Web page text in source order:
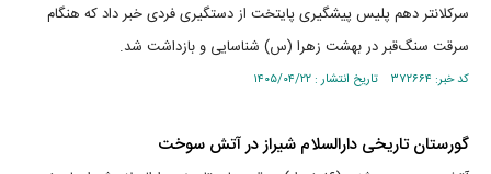
سرکلانتر دهم پلیس پیشگیری پایتخت از دستگیری فردی خبر داد که هنگام
سرقت سنگ‌قبر در بهشت زهرا (س) شناسایی و بازداشت شد.
کد خبر: ۳۷۲۶۶۴ تاریخ انتشار : ۱۴۰۵/۰۴/۲۲
گورستان تاریخی دارالسلام شیراز در آتش سوخت